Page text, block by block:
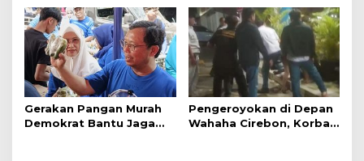
Menuju Baitullah
Gerakan Pangan Murah
Demokrat Bantu Jaga
Pengeroyokan di Depan
Wahaha Cirebon, Korban